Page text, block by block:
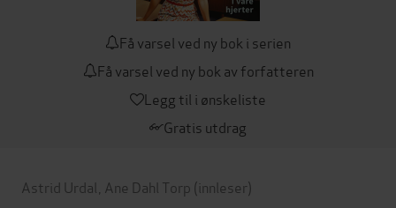
Få varsel ved ny bok i serien
Få varsel ved ny bok av forfatteren
Legg til i ønskeliste
Gratis utdrag
Astrid Urdal Ane Dahl Torp (innleser)